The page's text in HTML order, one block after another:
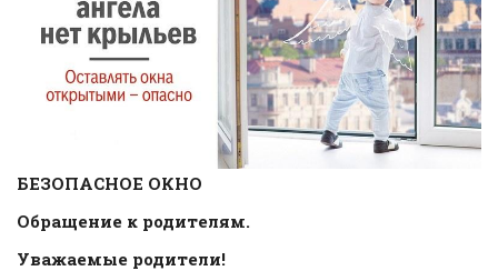
БЕЗОПАСНОЕ ОКНО
Обращение к родителям.
Уважаемые родители!